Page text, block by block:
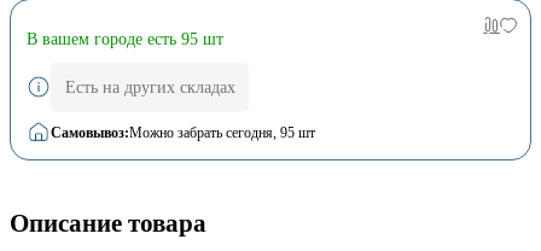
В вашем городе есть 95 шт
Есть на других складах
Самовывоз:Можно забрать сегодня, 95 шт
Описание товара